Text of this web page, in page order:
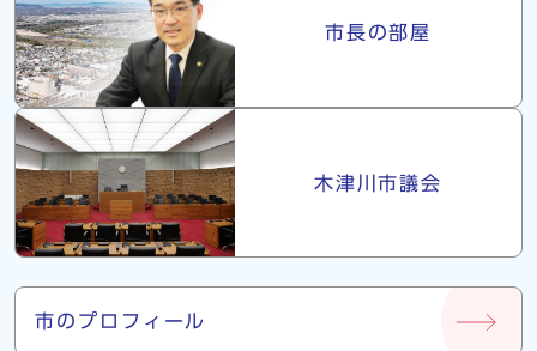
市長の部屋
木津川市議会
市について
市のプロフィール